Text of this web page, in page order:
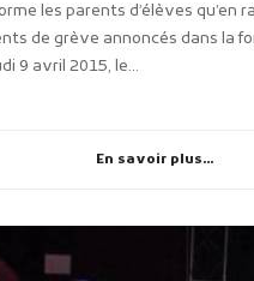
les parents d’élèves qu’en
de grève annoncés dans la
9 avril 2015, le...
En savoir plus...